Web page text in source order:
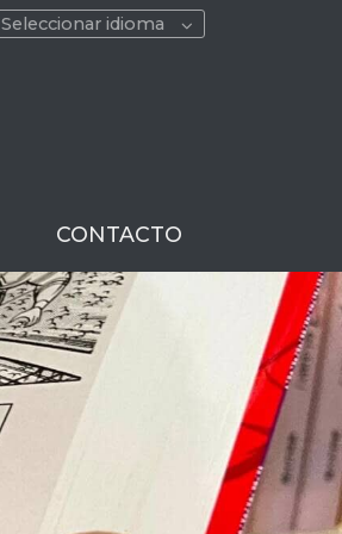
Seleccionar idioma
CONTACTO